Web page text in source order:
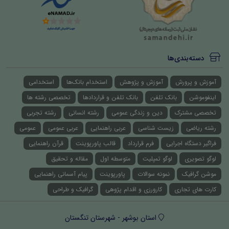
دسته‌بندی‌ها
آموزش و پرورش آموزش و پژوهش استخدام بانک‌ها
استخدامی
اینفوموشن
بانک تلفن بانک تلفن و قراردادها
تخصصی رشته ها
تخصصی مشترک
دین و زندگی عمومی رشته انسانی
رشته تجربی
رشته ریاضی
زیست شناسی عربی راهنمایی عربی عمومی
عمومی
فراگیر دستگاه اجرایی
فرم قرارداد قالب پاورپوینت
قرآن راهنمایی
لوگو تصویری
لوگو تمپلیت متوسطه اول
مقاله و تحقیق
موشن گرافیک
نمونه سوالات پاورپوینت
پیام آسمانی راهنمایی
کارت های تجاری
کارورزی و اقدام پژوهی گرافیک و طراحی
استان بوشهر - شهرستان تنگستان